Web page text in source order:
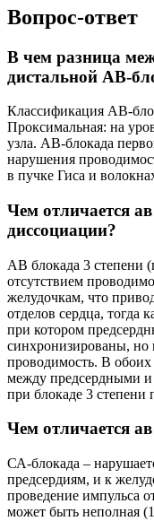
Вопрос-ответ
В чем разница
дистальной АВ-
Классификация АВ-
Проксимальная: на
узла. АВ-блокада
нарушения
в пучке Гиса и
Чем отличается
диссоциации?
АВ блокада 3 степени
отсутствием
желудочкам, что
отделов сердца, тогда
при котором
синхронизированы, но
проводимость. В обоих
между предсердными
при блокаде 3 степени
Чем отличается
СА-блокада –
предсердиям, и к
проведение импульса
может быть неполная